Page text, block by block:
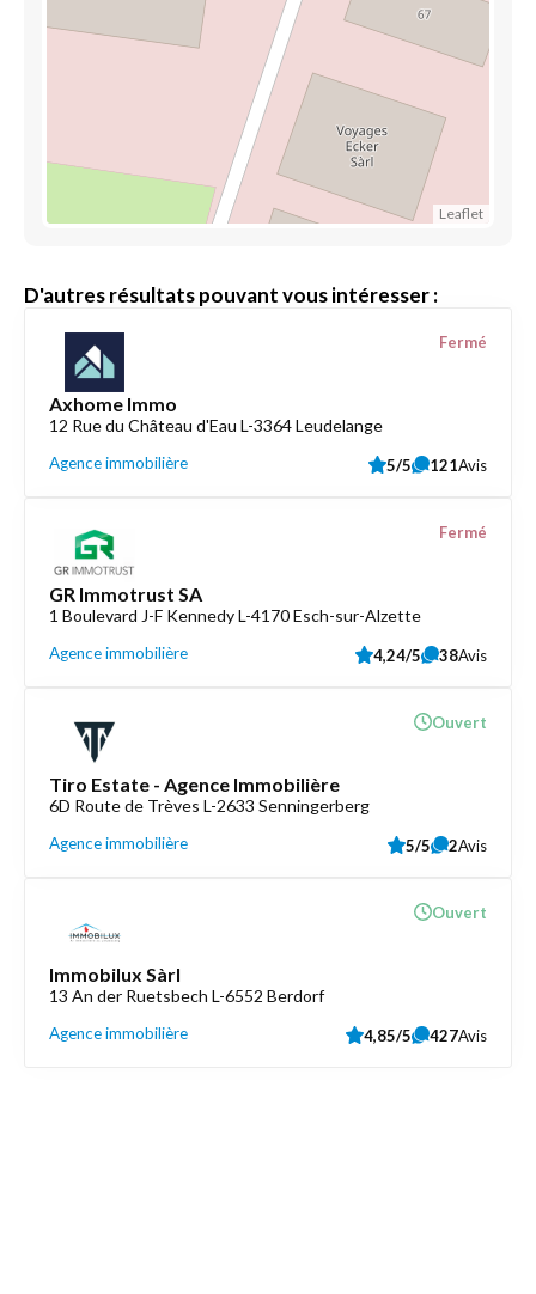
Leaflet
D'autres résultats pouvant vous intéresser :
Axhome Immo
12 Rue du Château d'Eau L-3364 Leudelange
Agence immobilière
Fermé
5/5 121Avis
GR Immotrust SA
1 Boulevard J-F Kennedy L-4170 Esch-sur-Alzette
Agence immobilière
Fermé
4,24/5 38Avis
Tiro Estate - Agence Immobilière
6D Route de Trèves L-2633 Senningerberg
Agence immobilière
Ouvert
5/5 2Avis
Immobilux Sàrl
13 An der Ruetsbech L-6552 Berdorf
Agence immobilière
Ouvert
4,85/5 427Avis